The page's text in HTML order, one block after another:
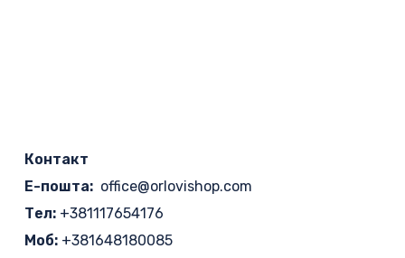
Контакт
Е-пошта: office@orlovishop.com
Тел: +381117654176
Моб: +381648180085